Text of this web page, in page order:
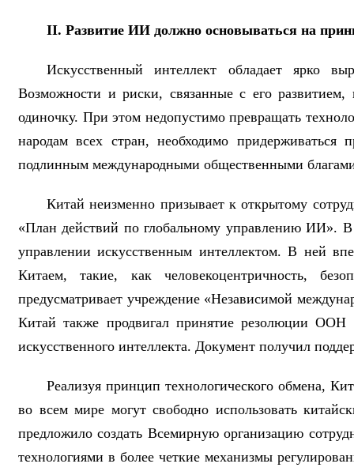
II. Развитие ИИ должно основываться на
Искусственный интеллект обладает ярко
Возможности и риски, связанные с его
одиночку. При этом недопустимо превращать
народам всех стран, необходимо
подлинным международными общественными
Китай неизменно призывает к открытому
«План действий по глобальному управлению ИИ». В
управлении искусственным интеллектом. В ней
Китаем, такие, как человекоцентричность,
предусматривает учреждение «Независимой
Китай также продвигал принятие резолюции ООН
искусственного интеллекта. Документ получил
Реализуя принцип технологического обмена,
во всем мире могут свободно использовать
предложило создать Всемирную организацию
технологиями в более четкие механизмы